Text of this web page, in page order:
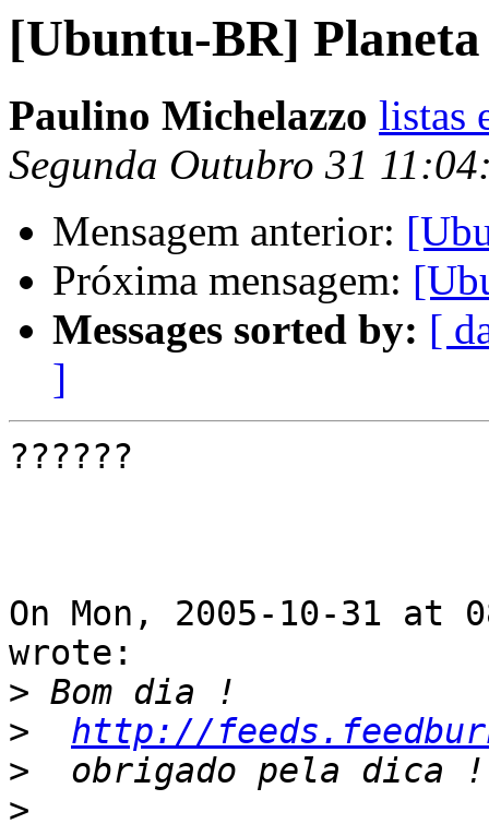
[Ubuntu-BR]
Paulino Michelazzo listas
Segunda Outubro 31
Mensagem anterior:
Próxima mensagem:
Messages sorted by: [
]
??????
On Mon, 2005-10-31 at
wrote:
>
>
http://
>
>